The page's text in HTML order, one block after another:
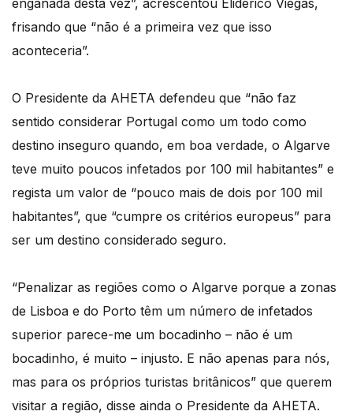
enganada desta vez”, acrescentou Elidérico Viegas,
frisando que “não é a primeira vez que isso
aconteceria”.
O Presidente da AHETA defendeu que “não faz
sentido considerar Portugal como um todo como
destino inseguro quando, em boa verdade, o Algarve
teve muito poucos infetados por 100 mil habitantes” e
regista um valor de “pouco mais de dois por 100 mil
habitantes”, que “cumpre os critérios europeus” para
ser um destino considerado seguro.
“Penalizar as regiões como o Algarve porque a zonas
de Lisboa e do Porto têm um número de infetados
superior parece-me um bocadinho – não é um
bocadinho, é muito – injusto. E não apenas para nós,
mas para os próprios turistas britânicos” que querem
visitar a região, disse ainda o Presidente da AHETA.